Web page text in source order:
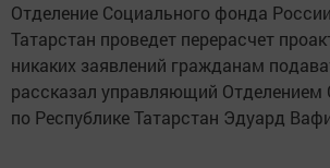
Отделение Социального фонда
Татарстан проведет перерасчет
никаких заявлений гражданам
рассказал управляющий
по Республике Татарстан Эдуард